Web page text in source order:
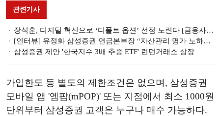
관련기사
장석훈, 디지털 혁신으로 ‘디폴트 옵션’ 선점 노린다 [금융사 300조 퇴직연금 시장 혈투 ⑤-끝, 삼성증권]
[인터뷰] 유정화 삼성증권 연금본부장 “자산관리 명가 노하우 연금 고객에 제공”
삼성증권 제안 '한국지수 3배 추종 ETF' 런던거래소 상장
가입한도 등 별도의 제한조건은 없으며, 삼성증권
모바일 앱 '엠팝(mPOP)' 또는 지점에서 최소 1000원
단위부터 삼성증권 고객은 누구나 매수 가능하다.